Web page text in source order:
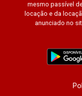
mesmo passível
locação e da
anunciado no